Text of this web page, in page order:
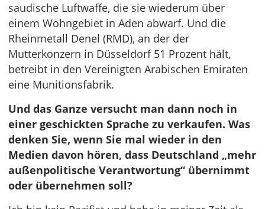
saudische Luftwaffe, die sie wiederum über
einem Wohngebiet in Aden abwarf. Und die
Rheinmetall Denel (RMD), an der der
Mutterkonzern in Düsseldorf 51 Prozent hält,
betreibt in den Vereinigten Arabischen Emiraten
eine Munitionsfabrik.
Und das Ganze versucht man dann noch in
einer geschickten Sprache zu verkaufen. Was
denken Sie, wenn Sie mal wieder in den
Medien davon hören, dass Deutschland „mehr
außenpolitische Verantwortung“ übernimmt
oder übernehmen soll?